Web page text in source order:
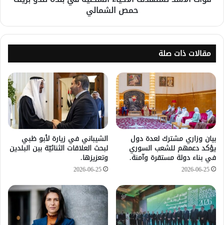
حمص الشمالي
مقالات ذات صلة
بيان وزاري مشترك لعدة دول
يؤكد دعمهم للشعب السوري
في بناء دولة مستقرة وآمنة.
2026-06-25
الشيباني في زيارة لأبو ظبي
لبحث العلاقات الثنائيّة بين البلدين
وتعزيزها.
2026-06-25